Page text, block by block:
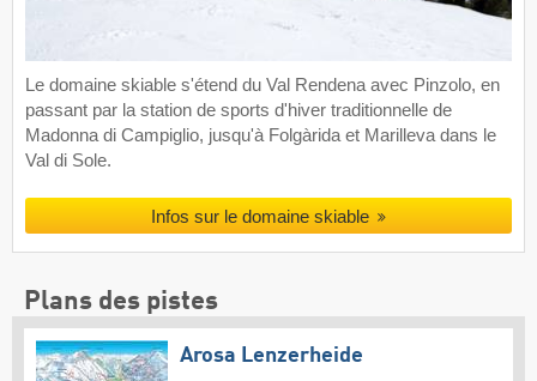
Le domaine skiable s'étend du Val Rendena avec Pinzolo, en
passant par la station de sports d'hiver traditionnelle de
Madonna di Campiglio, jusqu'à Folgàrida et Marilleva dans le
Val di Sole.
Infos sur le domaine skiable
Plans des pistes
Arosa Lenzerheide